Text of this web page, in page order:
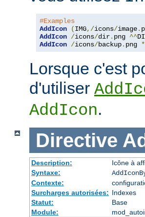
#Examples
AddIcon
(IMG,/icons/image.
AddIcon /icons/dir. png ^^
AddIcon /icons/backup. png
Lorsque c'est
d'utiliser
AddIcon.
Directive
Description:
Icône à
Syntaxe:
Contexte:
Surcharges autorisées: Indexes
Statut:
Base
Module: